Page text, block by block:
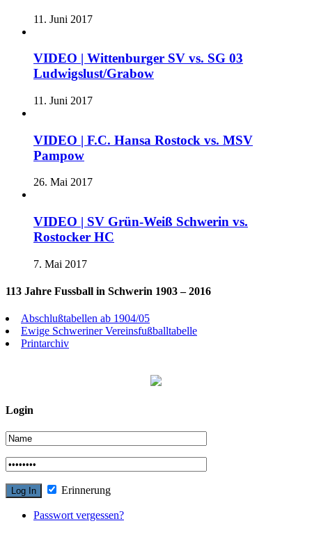
11. Juni 2017
VIDEO | Wittenburger SV vs. SG 03
Ludwigslust/Grabow
11. Juni 2017
VIDEO | F.C. Hansa Rostock vs. MSV
Pampow
26. Mai 2017
VIDEO | SV Grün-Weiß Schwerin vs.
Rostocker HC
7. Mai 2017
113 Jahre Fussball in Schwerin 1903 – 2016
Abschlußtabellen ab 1904/05
Ewige Schweriner Vereinsfußballtabelle
Printarchiv
Login
Erinnerung
Passwort vergessen?